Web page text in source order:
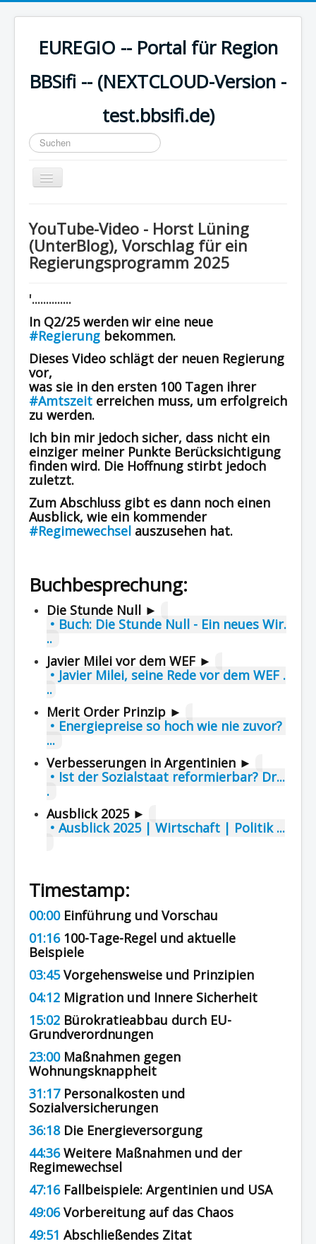
EUREGIO -- Portal für Region
BBSifi -- (NEXTCLOUD-Version -
test.bbsifi.de)
Suchen
...
Navigation
an/aus
H A U P T M E N Ü
EUREGIO - Inhalte
WISSEN - aktuell
Region - BBSifi
Verlag
YouTube-Video - Horst Lüning
(UnterBlog), Vorschlag für ein
Regierungsprogramm 2025
'..............
In Q2/25 werden wir eine neue
#Regierung bekommen.
Dieses Video schlägt der neuen Regierung
vor,
was sie in den ersten 100 Tagen ihrer
#Amtszeit erreichen muss, um erfolgreich
zu werden.
Ich bin mir jedoch sicher, dass nicht ein
einziger meiner Punkte Berücksichtigung
finden wird. Die Hoffnung stirbt jedoch
zuletzt.
Zum Abschluss gibt es dann noch einen
Ausblick, wie ein kommender
#Regimewechsel auszusehen hat.
Buchbesprechung:
Die Stunde Null ►
• Buch: Die Stunde Null - Ein neues Wir.
..
Javier Milei vor dem WEF ►
• Javier Milei, seine Rede vor dem WEF .
..
Merit Order Prinzip ►
• Energiepreise so hoch wie nie zuvor?
...
Verbesserungen in Argentinien ►
• Ist der Sozialstaat reformierbar? Dr...
.
Ausblick 2025 ►
• Ausblick 2025 | Wirtschaft | Politik ...
Timestamp:
00:00Einführung und Vorschau
01:16100-Tage-Regel und aktuelle
Beispiele
03:45Vorgehensweise und Prinzipien
04:12 Migration und Innere Sicherheit
15:02 Bürokratieabbau durch EU-
Grundverordnungen
23:00Maßnahmen gegen
Wohnungsknappheit
31:17Personalkosten und
Sozialversicherungen
36:18Die Energieversorgung
44:36Weitere Maßnahmen und der
Regimewechsel
47:16Fallbeispiele: Argentinien und USA
49:06Vorbereitung auf das Chaos
49:51 Abschließendes Zitat